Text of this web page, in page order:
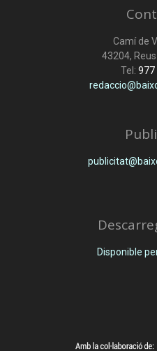
Camí de
43204,
Tel: 977
Disponible